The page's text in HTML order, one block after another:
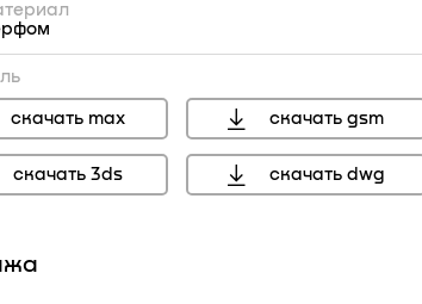
перейти
скачать max скачать gsm
скачать 3ds скачать dwg